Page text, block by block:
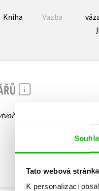
Tato webová
K personalizaci
Kniha Vazba
žádná